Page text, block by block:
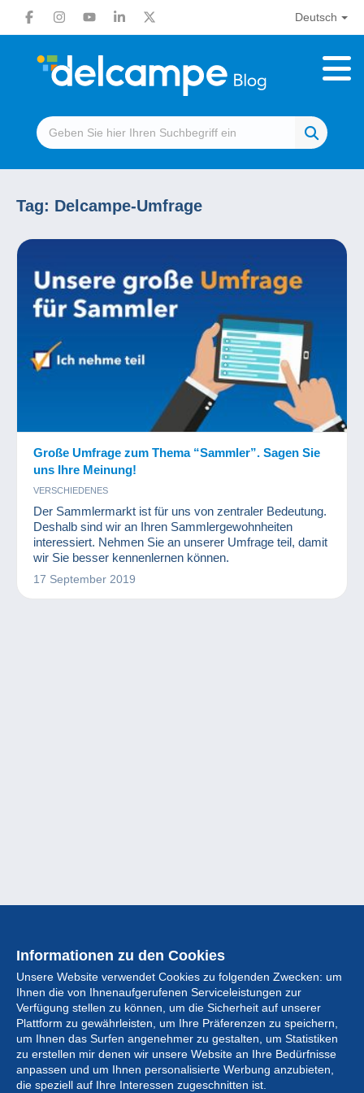
Deutsch
Tag: Delcampe-Umfrage
Große Umfrage zum Thema “Sammler”. Sagen Sie
uns Ihre Meinung!
VERSCHIEDENES
Der Sammlermarkt ist für uns von zentraler Bedeutung.
Deshalb sind wir an Ihren Sammlergewohnheiten
interessiert. Nehmen Sie an unserer Umfrage teil, damit
wir Sie besser kennenlernen können.
17 September 2019
Informationen zu den Cookies
Unsere Website verwendet Cookies zu folgenden Zwecken: um
Ihnen die von Ihnenaufgerufenen Serviceleistungen zur
Verfügung stellen zu können, um die Sicherheit auf unserer
Plattform zu gewährleisten, um Ihre Präferenzen zu speichern,
um Ihnen das Surfen angenehmer zu gestalten, um Statistiken
zu erstellen mir denen wir unsere Website an Ihre Bedürfnisse
anpassen und um Ihnen personalisierte Werbung anzubieten,
die speziell auf Ihre Interessen zugeschnitten ist.
Sammlung